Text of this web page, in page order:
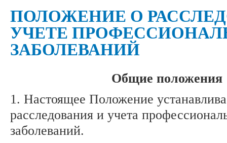
ПОЛОЖЕНИЕ О
УЧЕТЕ
ЗАБОЛЕВАНИЙ
Общие положения
1. Настоящее Положение
расследования и учета
заболеваний.